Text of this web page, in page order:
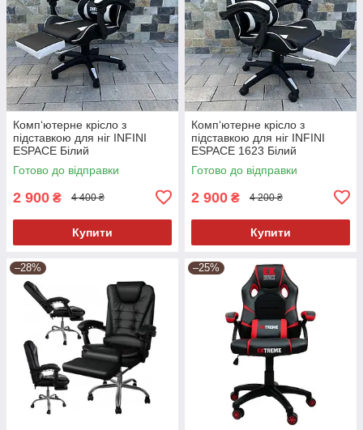
Комп‘ютерне крісло з
підставкою для ніг INFINI
ESPACE Білий
Готово до відправки
2 900 ₴ 4 400 ₴
Купити
Комп‘ютерне крісло з
підставкою для ніг INFINI
ESPACE 1623 Білий
Готово до відправки
2 900 ₴ 4 200 ₴
Купити
–28% –25%